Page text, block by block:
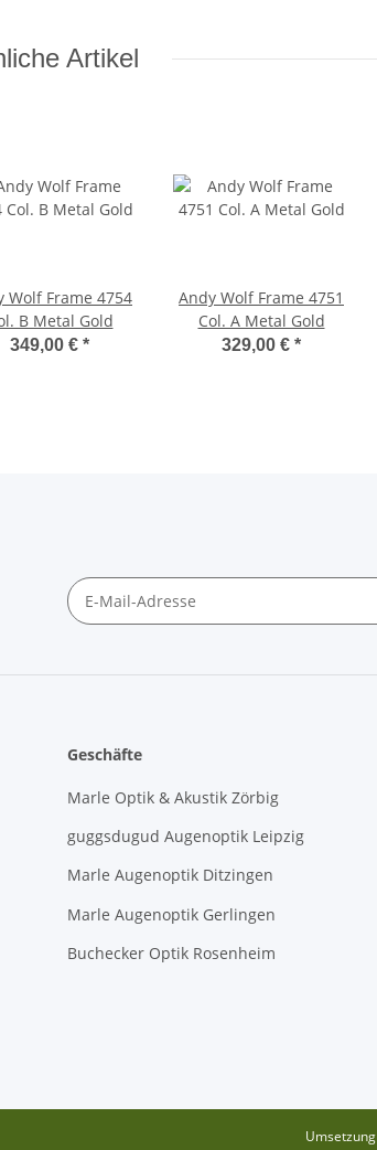
Artikel
Wolf Frame 4754
B Metal Gold
349,00 € *
Andy Wolf Frame 4751
Col. A Metal Gold
329,00 € *
Geschäfte
Marle Optik & Akustik Zörbig
guggsdugud Augenoptik Leipzig
Marle Augenoptik Ditzingen
Marle Augenoptik Gerlingen
Buchecker Optik Rosenheim
Umsetzung